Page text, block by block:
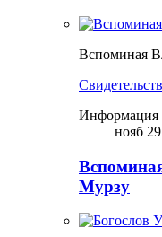
Вспоминая
Информация
нояб
Мурзу